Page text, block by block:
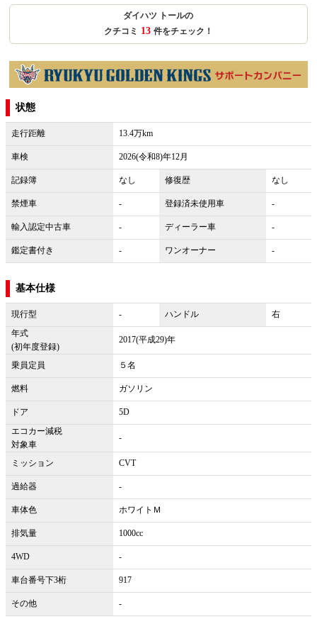
ダイハツ トールの
クチコミ 13 件をチェック！
状態
走行距離 13.4万km
車検 2026(令和8)年12月
記録簿 なし 修復歴 なし
禁煙車 - 登録済未使用車 -
輸入認定中古車 - ディーラー車 -
鑑定書付き - ワンオーナー -
基本仕様
現行型 - ハンドル
右
年式
(初年度登録)
2017(平成29)年
乗員定員 ５名
燃料 ガソリン
ドア
5D
エコカー減税
対象車
-
ミッション CVT
過給器 -
車体色 ホワイトＭ
排気量 1000cc
4WD -
車台番号下3桁 917
その他 -